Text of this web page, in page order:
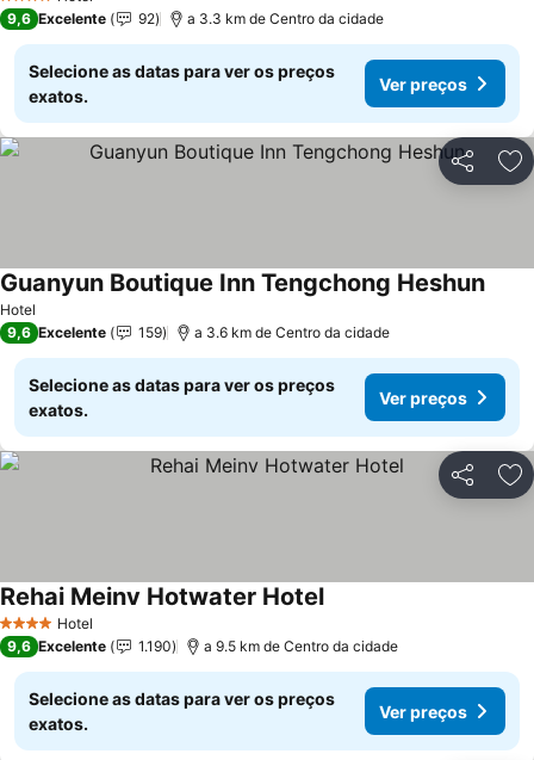
4 Estrelas
9,6 Excelente 92 a 3.3 km de Centro da cidade
Selecione as datas para ver os preços
exatos.
Ver preços
Partilhar
Hotel
Guanyun Boutique Inn Tengchong HeshunVer
9,6 Excelente 159 a 3.6 km de Centro da cidade
Selecione as datas para ver os preços
exatos.
Ver preços
Partilhar
4 EstrelasHotel
Rehai Meinv Hotwater HotelVer preços
9,6 Excelente 1.190 a 9.5 km de Centro da cidade
Selecione as datas para ver os preços
exatos.
Ver preços